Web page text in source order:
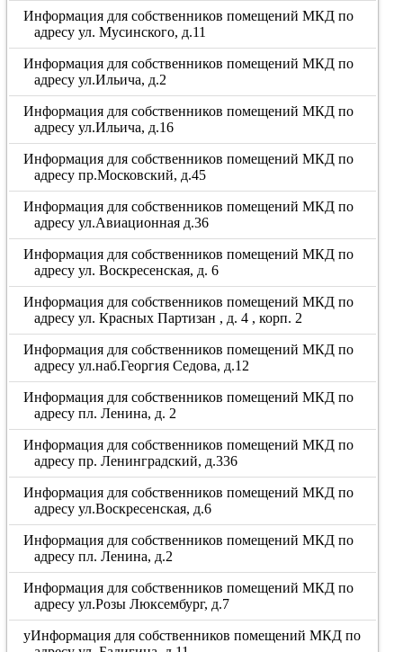
Информация для собственников помещений МКД по
адресу ул. Мусинского, д.11
Информация для собственников помещений МКД по
адресу ул.Ильича, д.2
Информация для собственников помещений МКД по
адресу ул.Ильича, д.16
Информация для собственников помещений МКД по
адресу пр.Московский, д.45
Информация для собственников помещений МКД по
адресу ул.Авиационная д.36
Информация для собственников помещений МКД по
адресу ул. Воскресенская, д. 6
Информация для собственников помещений МКД по
адресу ул. Красных Партизан , д. 4 , корп. 2
Информация для собственников помещений МКД по
адресу ул.наб.Георгия Седова, д.12
Информация для собственников помещений МКД по
адресу пл. Ленина, д. 2
Информация для собственников помещений МКД по
адресу пр. Ленинградский, д.336
Информация для собственников помещений МКД по
адресу ул.Воскресенская, д.6
Информация для собственников помещений МКД по
адресу пл. Ленина, д.2
Информация для собственников помещений МКД по
адресу ул.Розы Люксембург, д.7
уИнформация для собственников помещений МКД по